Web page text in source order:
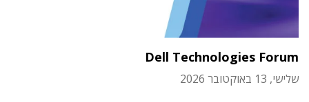
Dell Technologies Forum
שלישי, 13 באוקטובר 2026